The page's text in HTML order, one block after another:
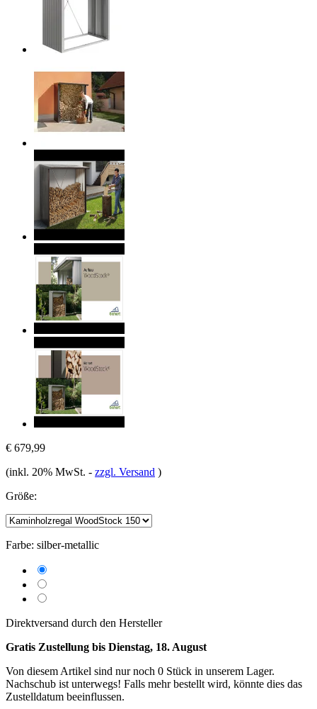
€ 679,99
(inkl. 20% MwSt. - zzgl. Versand )
Größe:
Farbe: silber-metallic
Direktversand durch den Hersteller
Gratis Zustellung bis Dienstag, 18. August
Von diesem Artikel sind nur noch 0 Stück in unserem Lager.
Nachschub ist unterwegs! Falls mehr bestellt wird, könnte dies das
Zustelldatum beeinflussen.